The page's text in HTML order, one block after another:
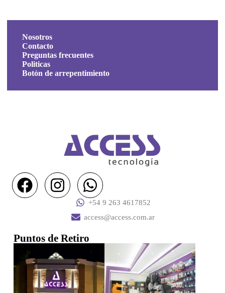
Nosotros
Contacto
Preguntas frecuentes
Politicas
Botón de arrepentimiento
+54 9 263 4617852
access@access.com.ar
Puntos de Retiro